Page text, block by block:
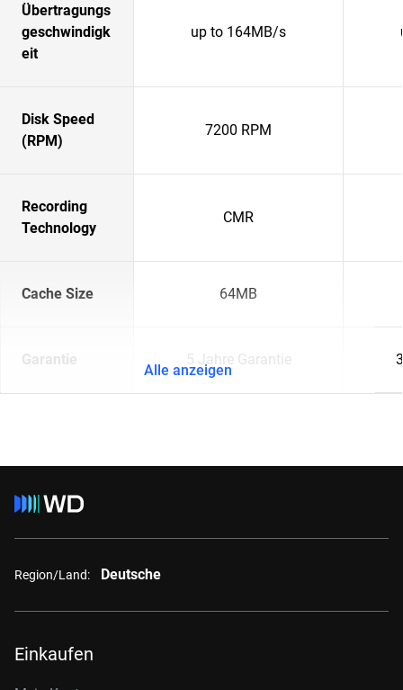
Übertragungs
geschwindigk
eit
up to 164MB/s
Disk Speed
(RPM)
7200 RPM
Recording
Technology
CMR
Cache Size 64MB
Garantie 5 Jahre Garantie
Alle anzeigen
Region/Land: Deutsche
Einkaufen